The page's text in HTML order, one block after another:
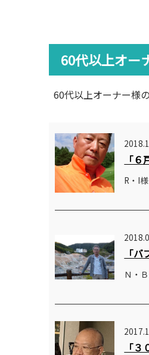
60代以上オー
60代以上オーナー様
「
R・I
「
Ｎ・
「